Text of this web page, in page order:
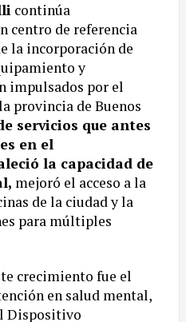
continúa
centro de referencia
la incorporación de
y
impulsados por el
provincia de Buenos
servicios que antes
en el
la capacidad de
mejoró el acceso a la
de la ciudad y la
para múltiples
crecimiento fue el
en salud mental,
Dispositivo